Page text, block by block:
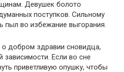
Девушек болото
поступков. Сильному
пыл во избежание выгорания.
о добром здравии сновидца,
Если во сне
приветливую опушку, чтобы